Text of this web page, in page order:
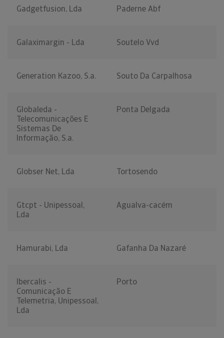
Gadgetfusion, Lda Paderne Abf
Galaximargin - Lda Soutelo Vvd
Generation Kazoo, S.a. Souto Da Carpalhosa
Globaleda -
Telecomunicações E
Sistemas De
Informação, S.a.
Ponta Delgada
Globser Net, Lda Tortosendo
Gtcpt - Unipessoal,
Lda
Agualva-cacém
Hamurabi, Lda Gafanha Da Nazaré
Ibercalis -
Comunicação E
Telemetria, Unipessoal,
Lda
Porto